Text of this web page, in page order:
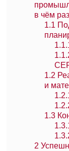
в чём
1.1
1.2
и
1.3
2